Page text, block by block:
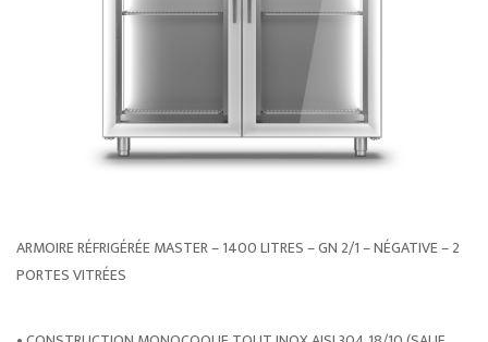
ARMOIRE RÉFRIGÉRÉE MASTER – 1400 LITRES – GN 2/1 – NÉGATIVE – 2
PORTES VITRÉES